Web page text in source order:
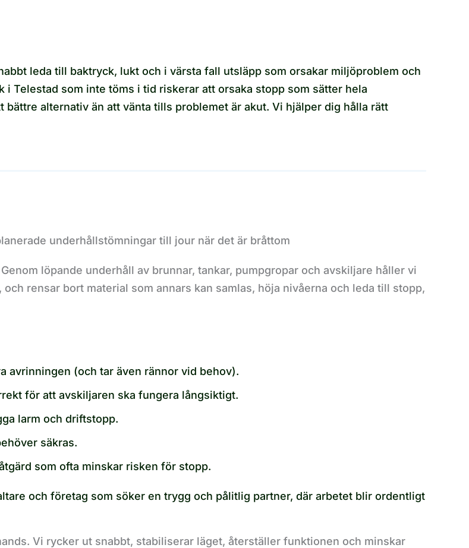
leda till baktryck, lukt och i värsta fall utsläpp som orsakar miljöproblem och
Telestad som inte töms i tid riskerar att orsaka stopp som sätter hela
alternativ än att vänta tills problemet är akut. Vi hjälper dig hålla rätt
underhållstömningar till jour när det är bråttom
löpande underhåll av brunnar, tankar, pumpgropar och avskiljare håller vi
rensar bort material som annars kan samlas, höja nivåerna och leda till stopp,
avrinningen (och tar även rännor vid behov).
för att avskiljaren ska fungera långsiktigt.
larm och driftstopp.
säkras.
som ofta minskar risken för stopp.
och företag som söker en trygg och pålitlig partner, där arbetet blir ordentligt
Vi rycker ut snabbt, stabiliserar läget, återställer funktionen och minskar